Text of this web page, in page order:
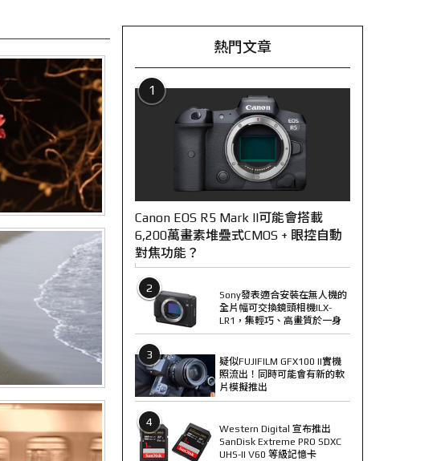
熱門文章
1
Canon EOS R5 Mark II可能會搭載
6,200萬畫素堆疊式CMOS + 眼控自動
對焦功能？
2
Sony發表適合安裝在無人機的
全片幅可交換鏡頭相機ILX-
LR1，集輕巧、高畫質於一身
3
疑似FUJIFILM GFX100 II實機
照流出！同時可能會有新的軟
片模擬推出
4
Western Digital 宣布推出
SanDisk Extreme PRO SDXC
UHS-II V60 等級記憶卡